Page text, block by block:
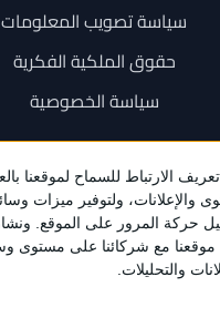
سياسة تصويب المعلومات
حقوق الملكية الفكرية
سياسة الخصوصية
اتصل بنا
+962 6 534 1777
+962 79 202 7000